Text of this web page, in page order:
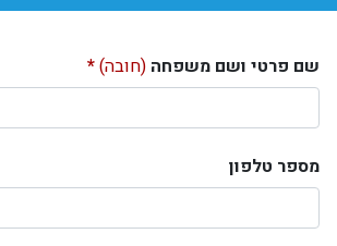
שם פרטי ושם משפחה (חובה)
מספר טלפון